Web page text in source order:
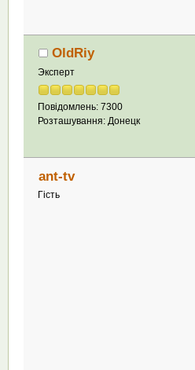
OldRiy
Эксперт
Повідомлень: 7300
Розташування: Донецк
ant-tv
Гість